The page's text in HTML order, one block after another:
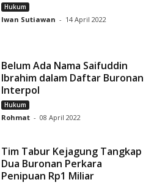
Hukum
Iwan Sutiawan - 14 April 2022
Belum Ada Nama Saifuddin
Ibrahim dalam Daftar Buronan
Interpol
Hukum
Rohmat - 08 April 2022
Tim Tabur Kejagung Tangkap
Dua Buronan Perkara
Penipuan Rp1 Miliar